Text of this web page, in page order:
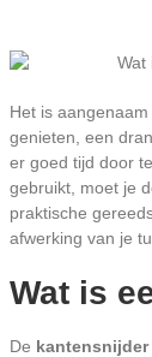
Het is
genieten, een
er goed tijd door
gebruikt, moet je
praktische
afwerking van je
Wat is
De kantensnijder